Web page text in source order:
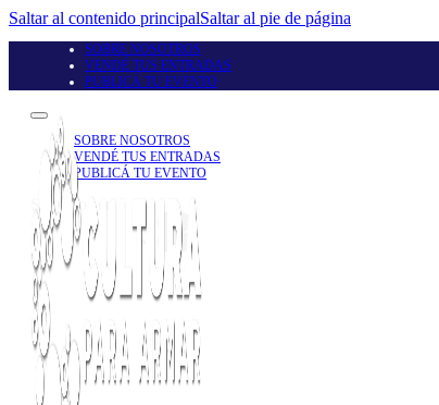
Saltar al contenido principalSaltar al pie de página
SOBRE NOSOTROS
VENDÉ TUS ENTRADAS
PUBLICÁ TU EVENTO
SOBRE NOSOTROS
VENDÉ TUS ENTRADAS
PUBLICÁ TU EVENTO
Seguinos en